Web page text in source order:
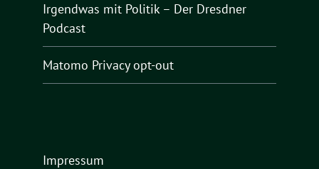
Irgendwas mit Politik – Der Dresdner
Podcast
Matomo Privacy opt-out
Impressum